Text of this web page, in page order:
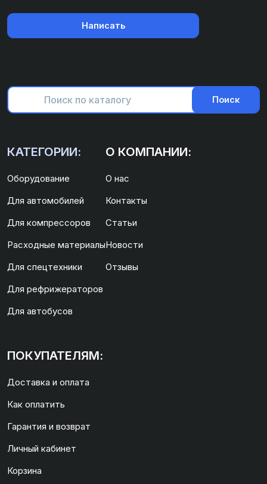
Написать
Поиск
КАТЕГОРИИ:
Оборудование
Для автомобилей
Для компрессоров
Расходные материалы
Для спецтехники
Для рефрижераторов
Для автобусов
О КОМПАНИИ:
О нас
Контакты
Статьи
Новости
Отзывы
ПОКУПАТЕЛЯМ:
Доставка и оплата
Как оплатить
Гарантия и возврат
Личный кабинет
Корзина